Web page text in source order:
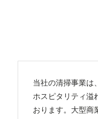
当社の清掃事業は
ホスピタリティ溢
おります。大型商